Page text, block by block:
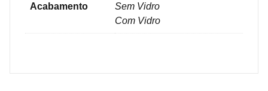
Acabamento
Sem Vidro
Com Vidro